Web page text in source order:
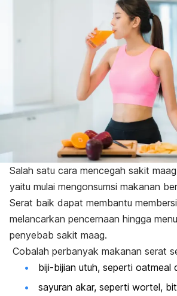
Salah satu cara mencegah sakit
yaitu mulai mengonsumsi makanan
Serat baik dapat membantu
melancarkan pencernaan hingga
penyebab sakit maag.
Cobalah perbanyak makanan serat
biji-bijian utuh, seperti oatmeal
sayuran akar, seperti wortel,